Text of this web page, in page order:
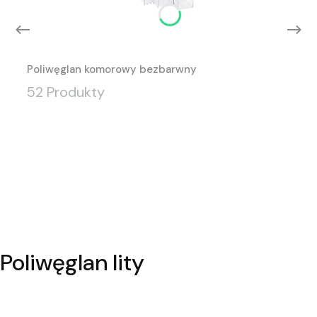
Poliwęglan komorowy bezbarwny
52 Produkty
Poliwęglan lity